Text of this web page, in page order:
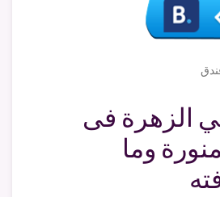
الزهرة فى
وما